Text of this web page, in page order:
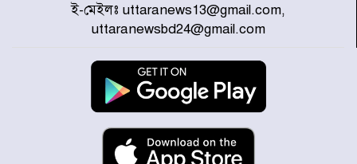
আগামী ৫ দিন বৃষ্টির আভাস
হাসিনার বক্তব্য প্রচারে ভারতের সমর্থন
ই-মেইলঃ uttaranews13@gmail.com,
uttaranewsbd24@gmail.com